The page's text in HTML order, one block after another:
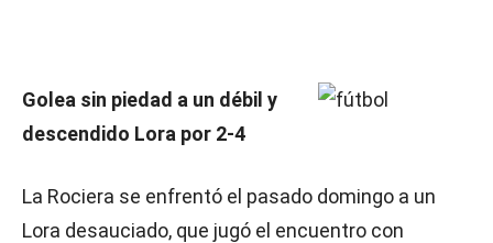
Golea sin piedad a un débil y
descendido Lora por 2-4
La Rociera se enfrentó el pasado domingo a un
Lora desauciado, que jugó el encuentro con